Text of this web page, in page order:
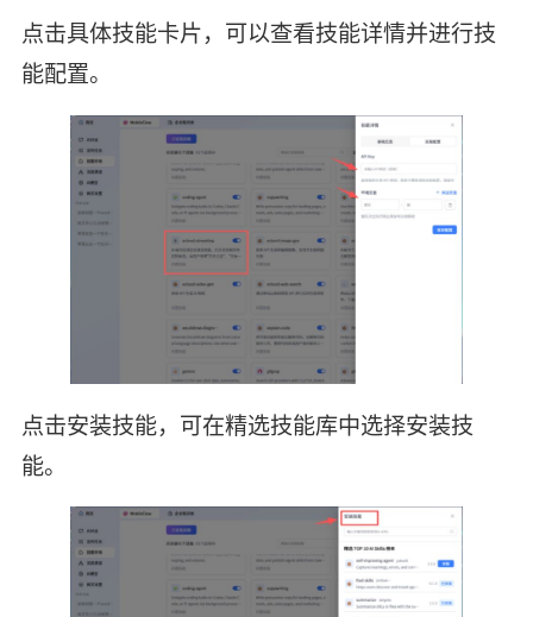
点击具体技能卡片，可以查看技能详情并进行技
能配置。
点击安装技能，可在精选技能库中选择安装技
能。